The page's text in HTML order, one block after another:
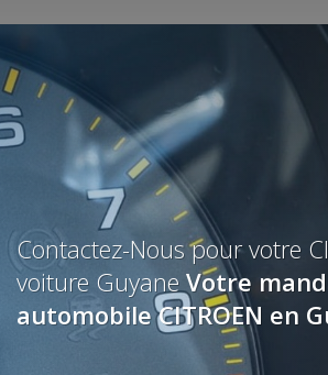
Contactez-Nous pour votre
voiture GuyaneVotre
automobile CITROEN en